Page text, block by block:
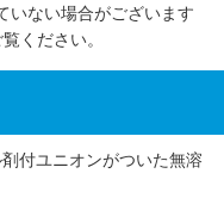
いない場合がございます
ください。
付ユニオンがついた無溶